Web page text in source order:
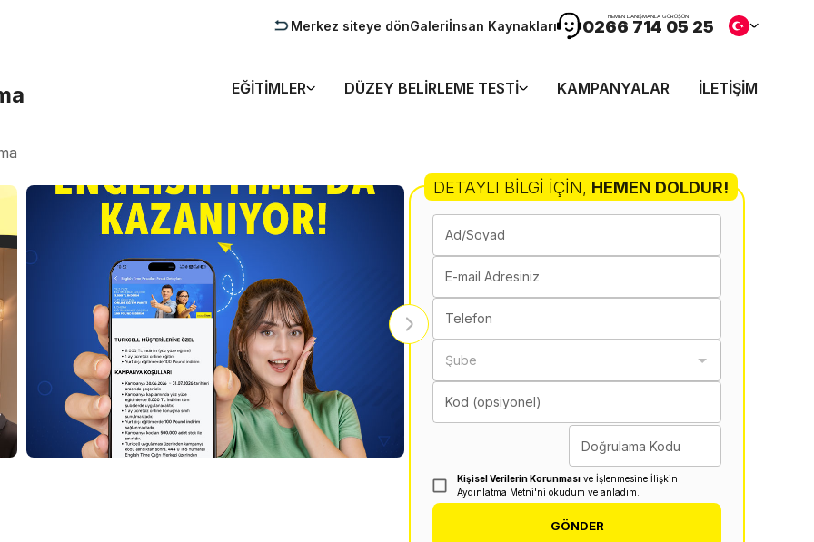
Merkez siteye dönGaleriİnsan Kaynakları
HEMEN DANIŞMANLA GÖRÜŞÜN
0266 714 05 25
EĞITIMLER DÜZEY BELIRLEME TESTI KAMPANYALAR İLETIŞIM
DETAYLI BILGI İÇIN, HEMEN DOLDUR!
Ad/Soyad
E-mail Adresiniz
Telefon
Şube
Kod (opsiyonel)
Doğrulama Kodu
Kişisel Verilerin Korunması ve İşlenmesine İlişkin
Aydınlatma Metni'ni okudum ve anladım.
GÖNDER